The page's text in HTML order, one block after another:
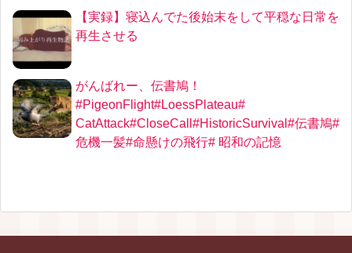
【実録】寝込んでた後始末をして平穏な日常を
再生させる
がんばれー、伝書鳩！
#PigeonFlight#LoessPlateau#
CatAttack#CloseCall#HistoricSurvival#伝書鳩#
危機一髪#命懸けの飛行# 昭和の記憶